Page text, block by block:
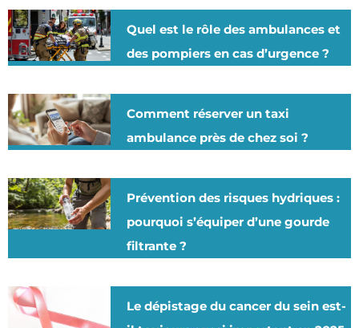
Quel est le rôle des ambulances et
des pompiers en cas d’urgence ?
Comment réserver un taxi
ambulance près de chez soi ?
Prévention des risques hydriques :
pourquoi s’équiper d’une gourde
filtrante ?
Le dépistage du cancer du sein est-